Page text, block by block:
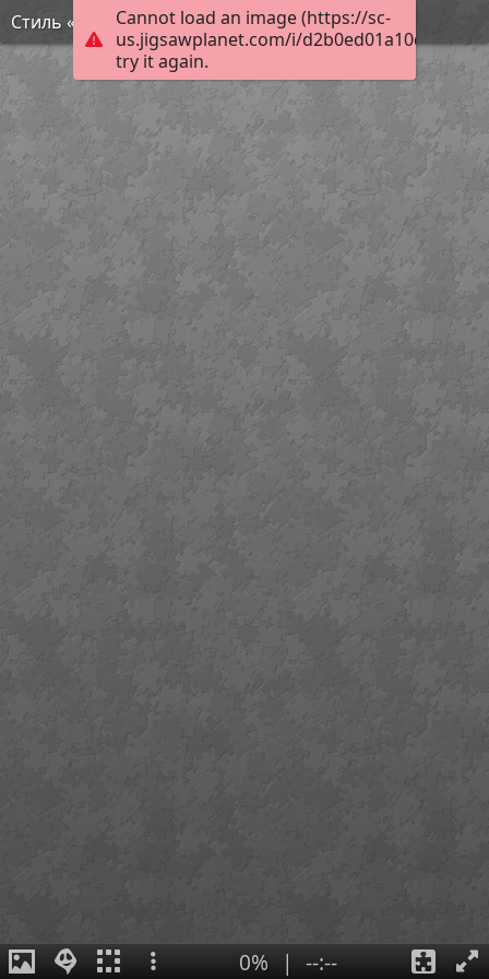
Cannot load an image (https://sc-
us.jigsawplanet.com/i/
try it again.
Стиль «Мимолётное виденье»
0% | --:--